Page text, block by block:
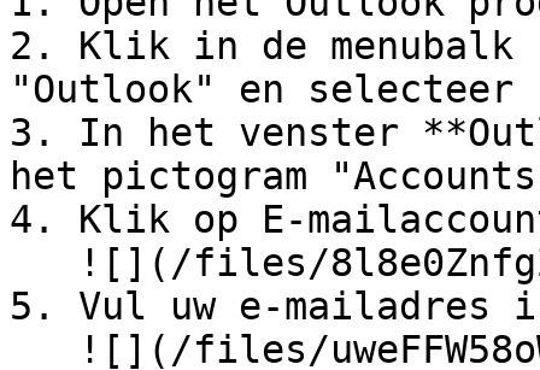
2. Klik in de menubalk
"Outlook" en
3. In het venster
het pictogram
4. Klik op E-
5. Vul uw e-mailadres